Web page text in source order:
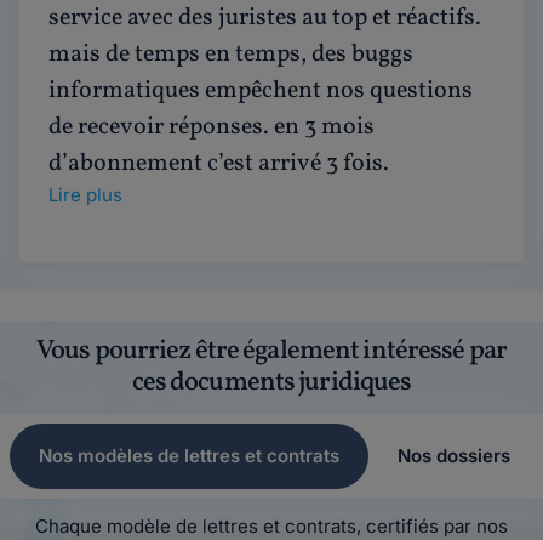
service avec des juristes au top et réactifs.
mais de temps en temps, des buggs
informatiques empêchent nos questions
de recevoir réponses. en 3 mois
d’abonnement c’est arrivé 3 fois.
Lire plus
Vous pourriez être également intéressé par
ces documents juridiques
Nos modèles de lettres et contrats Nos dossiers
Chaque modèle de lettres et contrats, certifiés par nos